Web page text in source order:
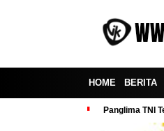
HOME BERITA
Panglima TNI